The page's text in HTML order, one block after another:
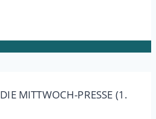
DIE MITTWOCH-PRESSE (1.